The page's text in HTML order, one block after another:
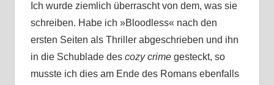
Ich wurde ziemlich überrascht von dem, was sie
schreiben. Habe ich »Bloodless« nach den
ersten Seiten als Thriller abgeschrieben und ihn
in die Schublade des cozy crimegesteckt, so
musste ich dies am Ende des Romans ebenfalls